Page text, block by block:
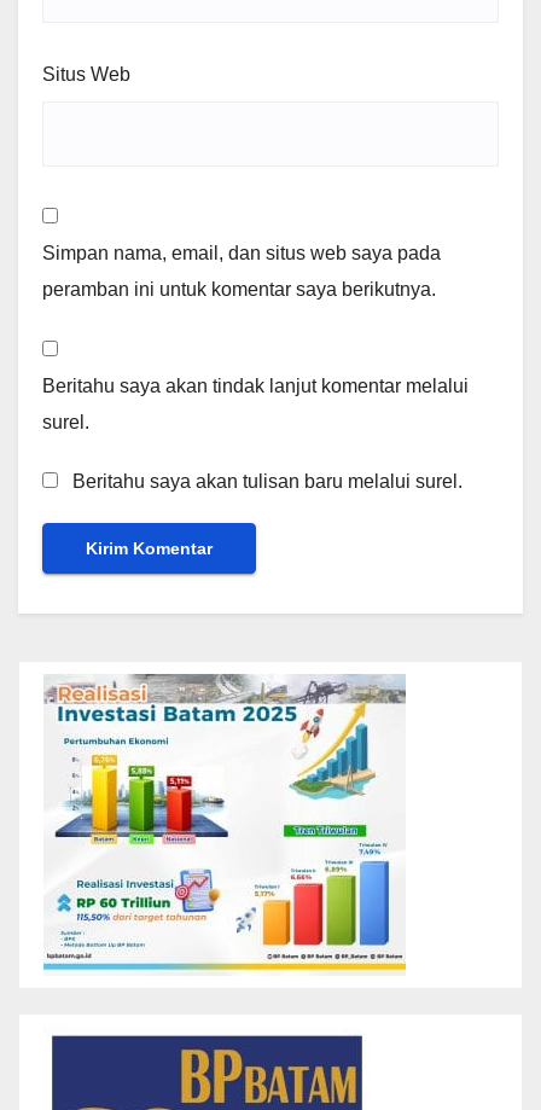
Situs Web
Simpan nama, email, dan situs web saya pada
peramban ini untuk komentar saya berikutnya.
Beritahu saya akan tindak lanjut komentar melalui
surel.
Beritahu saya akan tulisan baru melalui surel.